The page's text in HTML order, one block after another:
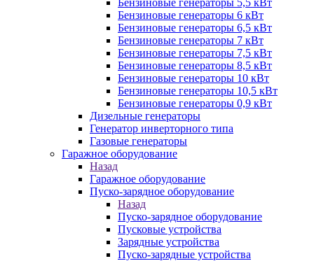
Бензиновые генераторы 5,5 кВт
Бензиновые генераторы 6 кВт
Бензиновые генераторы 6,5 кВт
Бензиновые генераторы 7 кВт
Бензиновые генераторы 7,5 кВт
Бензиновые генераторы 8,5 кВт
Бензиновые генераторы 10 кВт
Бензиновые генераторы 10,5 кВт
Бензиновые генераторы 0,9 кВт
Дизельные генераторы
Генератор инверторного типа
Газовые генераторы
Гаражное оборудование
Назад
Гаражное оборудование
Пуско-зарядное оборудование
Назад
Пуско-зарядное оборудование
Пусковые устройства
Зарядные устройства
Пуско-зарядные устройства